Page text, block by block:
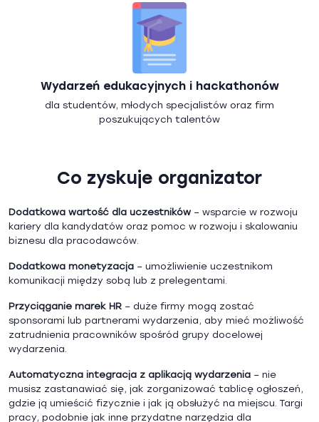
Wydarzeń edukacyjnych i hackathonów
dla studentów, młodych specjalistów oraz firm
poszukujących talentów
Co zyskuje organizator
Dodatkowa wartość dla uczestników – wsparcie w rozwoju
kariery dla kandydatów oraz pomoc w rozwoju i skalowaniu
biznesu dla pracodawców.
Dodatkowa monetyzacja – umożliwienie uczestnikom
komunikacji między sobą lub z prelegentami.
Przyciąganie marek HR – duże firmy mogą zostać
sponsorami lub partnerami wydarzenia, aby mieć możliwość
zatrudnienia pracowników spośród grupy docelowej
wydarzenia.
Automatyczna integracja z aplikacją wydarzenia – nie
musisz zastanawiać się, jak zorganizować tablicę ogłoszeń,
gdzie ją umieścić fizycznie i jak ją obsłużyć na miejscu. Targi
pracy, podobnie jak inne przydatne narzędzia dla